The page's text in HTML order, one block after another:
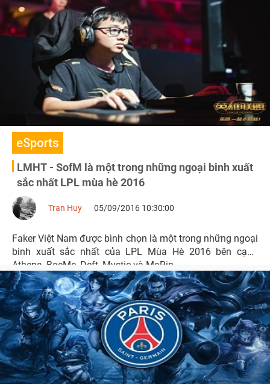
eSports
LMHT - SofM là một trong những ngoại binh xuất
sắc nhất LPL mùa hè 2016
Tran Huy 05/09/2016 10:30:00
Faker Việt Nam được bình chọn là một trong những ngoại
binh xuất sắc nhất của LPL Mùa Hè 2016 bên cạnh
Athena, BaeMe, Deft, Mystic và MaRin.